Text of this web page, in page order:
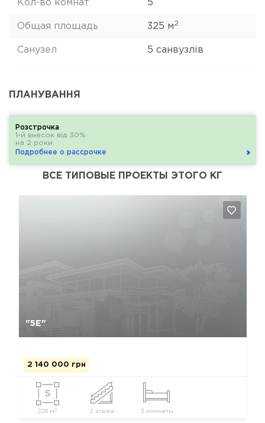
Кол-во комнат 5
Общая площадь 325 м2
Санузел 5 санвузлів
ПЛАНУВАННЯ
Розстрочка
1-й внесок від 30%
на 2 роки
Подробнее о рассрочке
ВСЕ ТИПОВЫЕ ПРОЕКТЫ ЭТОГО КГ
"5Е"
2 140 000 грн
228 м 2 2 этажа 3 комнаты